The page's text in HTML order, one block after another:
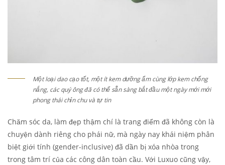
Một loại dao cạo tốt, một ít kem dưỡng ẩm cùng lớp kem chống
nắng, các quý ông đã có thể sẵn sàng bắt đầu một ngày mới mới
phong thái chỉn chu và tự tin
Chăm sóc da, làm đẹp thậm chí là trang điểm đã không còn là
chuyện dành riêng cho phái nữ, mà ngày nay khái niệm phân
biệt giới tính (gender-inclusive) đã dần bị xóa nhòa trong
trong tâm trí của các công dân toàn cầu. Với Luxuo cũng vậy,